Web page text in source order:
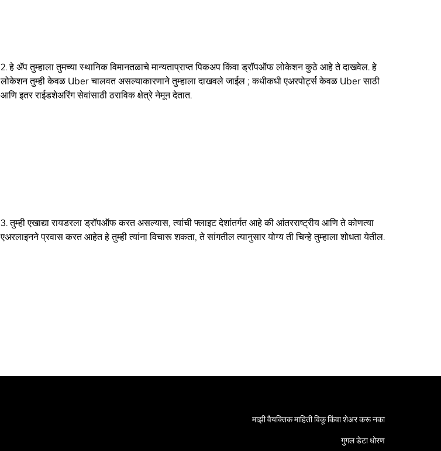
2. हे ॲप तुम्हाला तुमच्या स्थानिक विमानतळाचे मान्यताप्राप्त पिकअप किंवा ड्रॉपऑफ लोकेशन कुठे आहे ते दाखवेल. हे
लोकेशन तुम्ही केवळ Uber चालवत असल्याकारणाने तुम्हाला दाखवले जाईल ; कधीकधी एअरपोर्ट्स केवळ Uber साठी
आणि इतर राईडशेअरिंग सेवांसाठी ठराविक क्षेत्रे नेमून देतात.
3. तुम्ही एखाद्या रायडरला ड्रॉपऑफ करत असल्यास, त्यांची फ्लाइट देशांतर्गत आहे की आंतरराष्ट्रीय आणि ते कोणत्या
एअरलाइनने प्रवास करत आहेत हे तुम्ही त्यांना विचारू शकता, ते सांगतील त्यानुसार योग्य ती चिन्हे तुम्हाला शोधता येतील.
माझी वैयक्तिक माहिती विकू किंवा शेअर करू नका
गुगल डेटा धोरण